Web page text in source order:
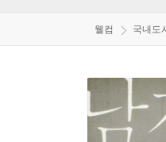
웰컴 국내도